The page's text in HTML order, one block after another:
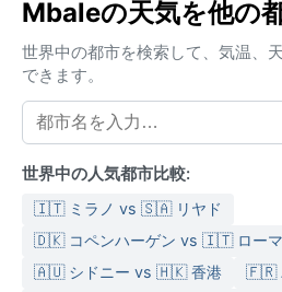
Mbaleの天気を他の
世界中の都市を検索して、気温、
できます。
世界中の人気都市比較:
🇮🇹 ミラノ vs 🇸🇦 リヤド
🇩🇰 コペンハーゲン vs 🇮🇹 ローマ
🇦🇺 シドニー vs 🇭🇰 香港
🇫🇷